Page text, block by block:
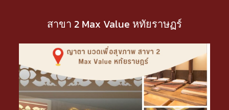
สาขา 2 Max Value หทัยราษฏร์